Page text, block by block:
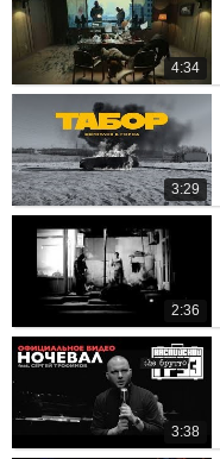
4:34
3:29
2:36
3:38